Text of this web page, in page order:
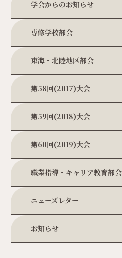
学会からのお知らせ
専修学校部会
東海・北陸地区部会
第58回(2017)大会
第59回(2018)大会
第60回(2019)大会
職業指導・キャリア教育部会
ニューズレター
お知らせ